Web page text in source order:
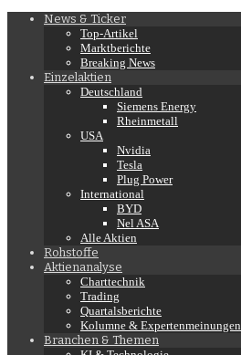
News & Ticker
Top-Artikel
Marktberichte
Breaking News
Einzelaktien
Deutschland
Siemens Energy
Rheinmetall
USA
Nvidia
Tesla
Plug Power
International
BYD
Nel ASA
Alle Aktien
Rohstoffe
Aktienanalyse
Charttechnik
Trading
Quartalsberichte
Kolumne & Expertenmeinungen
Branchen & Themen